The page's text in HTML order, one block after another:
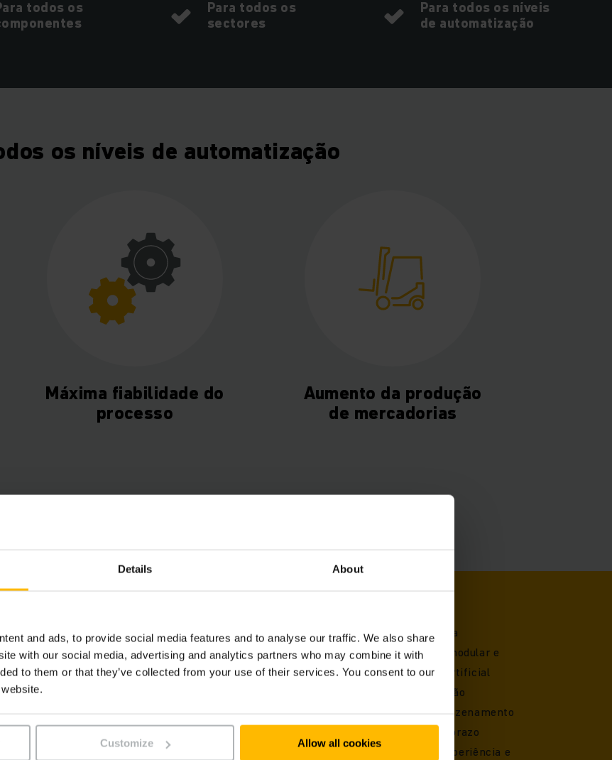
Details About
and ads, to provide social media features and to analyse our traffic. We also share
with our social media, advertising and analytics partners who may combine it with
to them or that they’ve collected from your use of their services. You consent to our
Customize Allow all cookies
todos os
Para todos os
sectores
Para todos os níveis
de automatização
os níveis de automatização
Máxima fiabilidade do
processo
Aumento da produção
de mercadorias
Gestão integral do armazém para a máxima eficiência
Soluções inteligentes e flexíveis graças à estrutura modular e
grande variedade de funções, incluindo inteligência artificial
Operação intuitiva graças à interface de fácil utilização
Integração sem problemas na sua tecnologia de armazenamento
Compatibilidade futura total para segurança a longo prazo
Desenvolvimento interno com mais de 30 anos de experiência e